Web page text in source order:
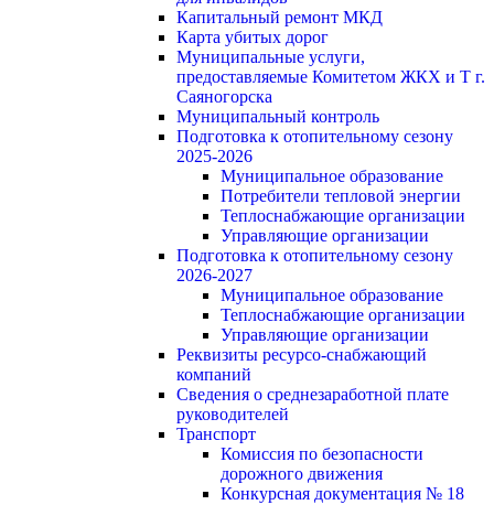
Капитальный ремонт МКД
Карта убитых дорог
Муниципальные услуги,
предоставляемые Комитетом ЖКХ и Т г.
Саяногорска
Муниципальный контроль
Подготовка к отопительному сезону
2025-2026
Муниципальное образование
Потребители тепловой энергии
Теплоснабжающие организации
Управляющие организации
Подготовка к отопительному сезону
2026-2027
Муниципальное образование
Теплоснабжающие организации
Управляющие организации
Реквизиты ресурсо-снабжающий
компаний
Сведения о среднезаработной плате
руководителей
Транспорт
Комиссия по безопасности
дорожного движения
Конкурсная документация № 18